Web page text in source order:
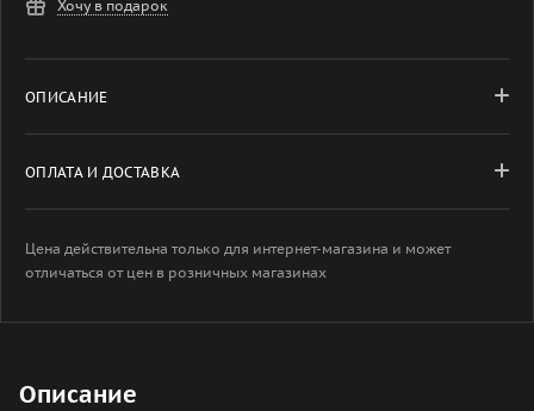
Хочу в подарок
ОПИСАНИЕ
ОПЛАТА И ДОСТАВКА
Цена действительна только для интернет-магазина и может
отличаться от цен в розничных магазинах
Описание